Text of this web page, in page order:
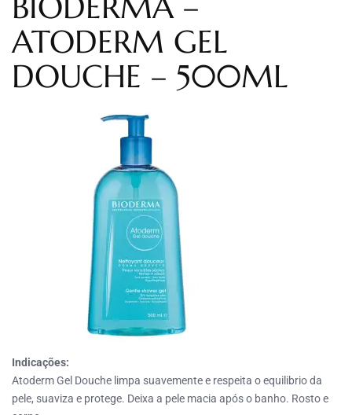
ATODERM GEL
DOUCHE – 500ML
Indicações:
Atoderm Gel Douche limpa suavemente e respeita o equilibrio da
pele, suaviza e protege. Deixa a pele macia após o banho. Rosto e